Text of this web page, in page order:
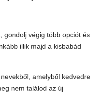
gondolj végig több opciót és
illik majd a kisbabád
amelyből kedvedre
nem találod az új